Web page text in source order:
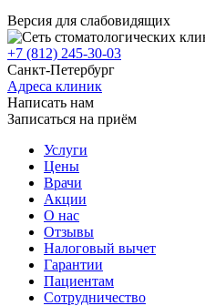
Версия для слабовидящих
+7 (812) 245-30-03
Санкт-Петербург
Адреса клиник
Написать нам
Записаться на приём
Услуги
Цены
Врачи
Акции
О нас
Отзывы
Налоговый вычет
Гарантии
Пациентам
Сотрудничество